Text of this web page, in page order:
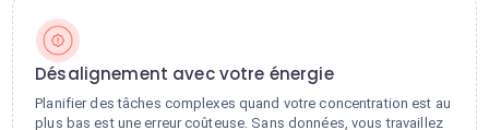
Désalignement avec votre énergie
Planifier des tâches complexes quand votre concentration est au
plus bas est une erreur coûteuse. Sans données, vous travaillez